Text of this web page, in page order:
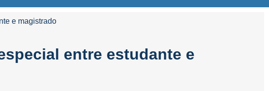
e magistrado
entre estudante e